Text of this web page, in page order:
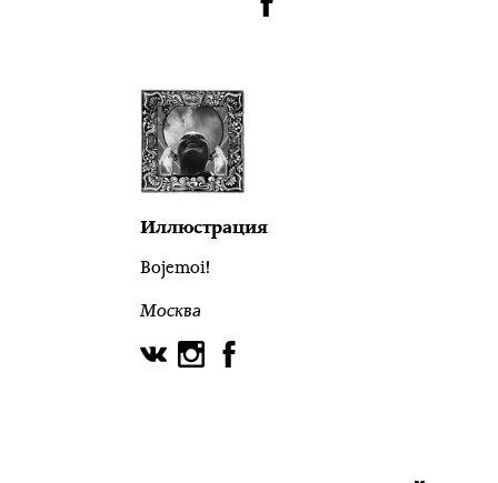
Иллюстрация
Bojemoi!
Москва